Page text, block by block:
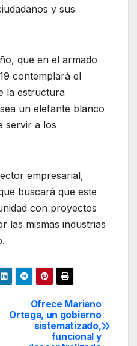
y sus
que en el armado
contemplará el
la estructura
un elefante blanco
servir a los
empresarial,
buscará que este
con proyectos
las mismas industrias
Ofrece Mariano
Ortega, un gobierno
sistematizado,
funcional y